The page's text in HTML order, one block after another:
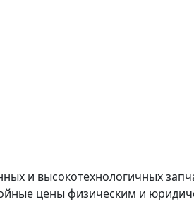
и высокотехнологичных
цены физическим и